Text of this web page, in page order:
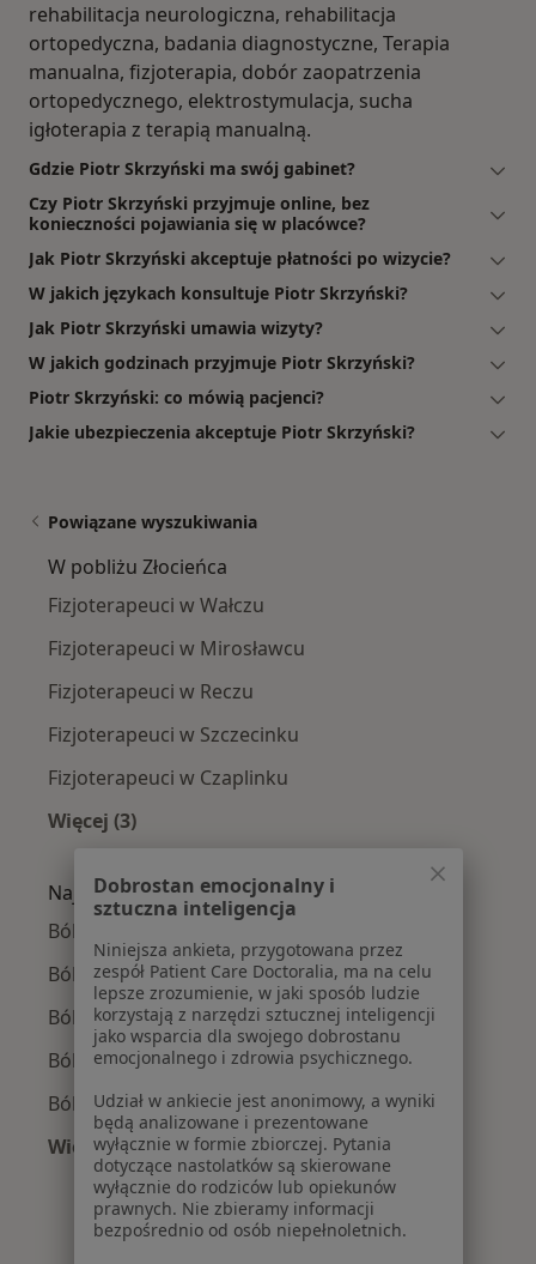
rehabilitacja neurologiczna, rehabilitacja
ortopedyczna, badania diagnostyczne, Terapia
manualna, fizjoterapia, dobór zaopatrzenia
ortopedycznego, elektrostymulacja, sucha
igłoterapia z terapią manualną.
Gdzie Piotr Skrzyński ma swój gabinet?
Czy Piotr Skrzyński przyjmuje online, bez
konieczności pojawiania się w placówce?
Jak Piotr Skrzyński akceptuje płatności po wizycie?
W jakich językach konsultuje Piotr Skrzyński?
Jak Piotr Skrzyński umawia wizyty?
W jakich godzinach przyjmuje Piotr Skrzyński?
Piotr Skrzyński: co mówią pacjenci?
Jakie ubezpieczenia akceptuje Piotr Skrzyński?
Powiązane wyszukiwania
W pobliżu Złocieńca
Fizjoterapeuci w Wałczu
Fizjoterapeuci w Mirosławcu
Fizjoterapeuci w Reczu
Fizjoterapeuci w Szczecinku
Fizjoterapeuci w Czaplinku
Więcej (3)
Najczęście leczone choroby
Ból barku w Złocieńcu
Ból biodra w Złocieńcu
Ból karku w Złocieńcu
Ból kolana w Złocieńcu
Ból pleców w Złocieńcu
Więcej (15)
Więcej w kategorii: Najczęście leczone
Dobrostan emocjonalny i
sztuczna inteligencja
Niniejsza ankieta, przygotowana przez
zespół Patient Care Doctoralia, ma na celu
lepsze zrozumienie, w jaki sposób ludzie
korzystają z narzędzi sztucznej inteligencji
jako wsparcia dla swojego dobrostanu
emocjonalnego i zdrowia psychicznego.
Udział w ankiecie jest anonimowy, a wyniki
będą analizowane i prezentowane
wyłącznie w formie zbiorczej. Pytania
dotyczące nastolatków są skierowane
wyłącznie do rodziców lub opiekunów
prawnych. Nie zbieramy informacji
bezpośrednio od osób niepełnoletnich.